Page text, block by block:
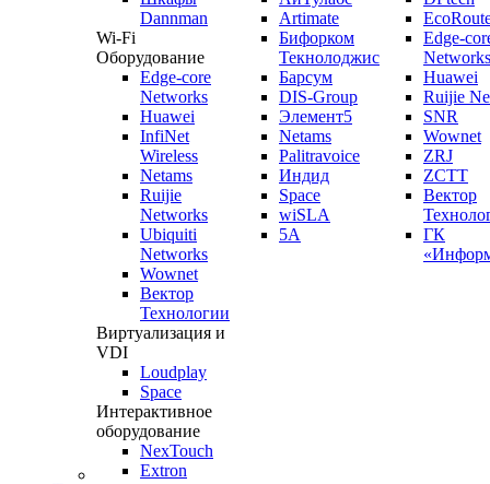
Dannman
Wi-Fi
Оборудование
Edge-core
Networks
Huawei
InfiNet
Wireless
Netams
Ruijie
Networks
Ubiquiti
Networks
Wownet
Вектор
Технологии
Виртуализация и
VDI
Loudplay
Space
Интерактивное
оборудование
NexTouch
Extron
Artimate
Бифорком
Текнолоджис
Барсум
DIS-Group
Элемент5
Netams
Palitravoice
Индид
Space
wiSLA
5A
Edge-
Networks
Huawei
Ruijie
SNR
Wownet
ZRJ
ZCTT
Вектор
ГК